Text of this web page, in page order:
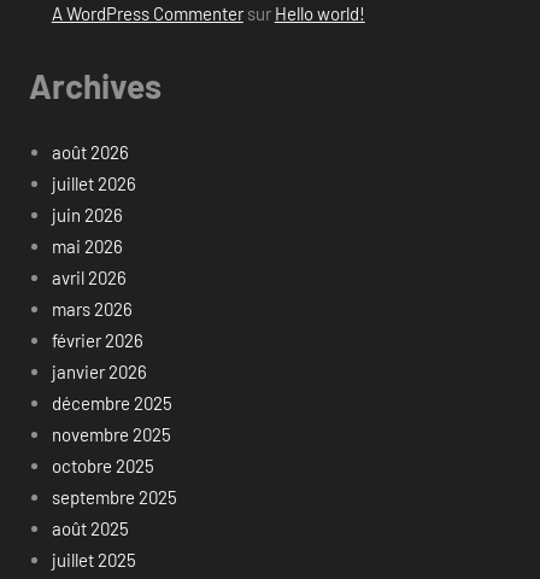
A WordPress Commentersur Hello world!
Archives
août 2026
juillet 2026
juin 2026
mai 2026
avril 2026
mars 2026
février 2026
janvier 2026
décembre 2025
novembre 2025
octobre 2025
septembre 2025
août 2025
juillet 2025